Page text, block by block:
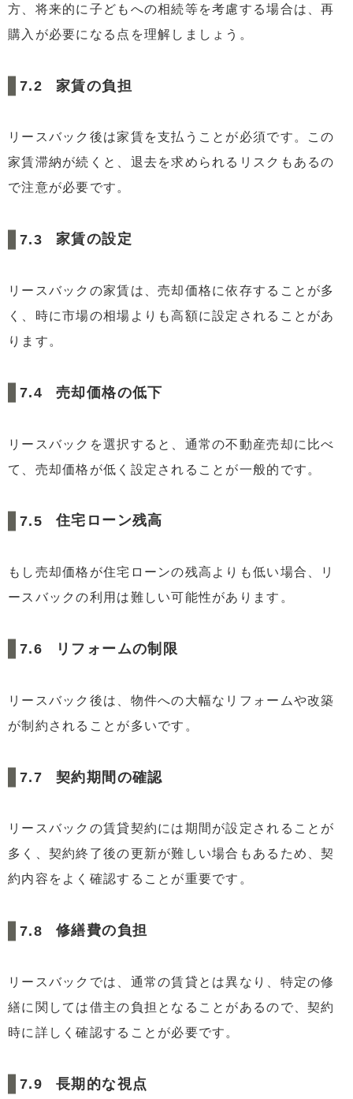
方、将来的に子どもへの相続等を考慮する場合は、再
購入が必要になる点を理解しましょう。
家賃の負担
リースバック後は家賃を支払うことが必須です。この
家賃滞納が続くと、退去を求められるリスクもあるの
で注意が必要です。
家賃の設定
リースバックの家賃は、売却価格に依存することが多
く、時に市場の相場よりも高額に設定されることがあ
ります。
売却価格の低下
リースバックを選択すると、通常の不動産売却に比べ
て、売却価格が低く設定されることが一般的です。
住宅ローン残高
もし売却価格が住宅ローンの残高よりも低い場合、リ
ースバックの利用は難しい可能性があります。
リフォームの制限
リースバック後は、物件への大幅なリフォームや改築
が制約されることが多いです。
契約期間の確認
リースバックの賃貸契約には期間が設定されることが
多く、契約終了後の更新が難しい場合もあるため、契
約内容をよく確認することが重要です。
修繕費の負担
リースバックでは、通常の賃貸とは異なり、特定の修
繕に関しては借主の負担となることがあるので、契約
時に詳しく確認することが必要です。
長期的な視点